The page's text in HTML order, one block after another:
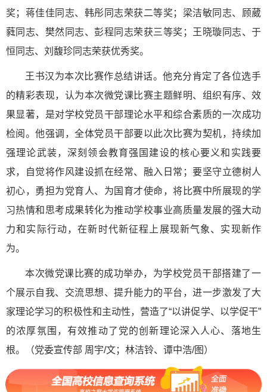
奖；蒋佳佳同志、韩彤同志荣获二等奖；梁洁敏同志、顾葳
蕤同志、樊然同志、彭程同志荣获三等奖；王晓璇同志、于
恒同志、刘馥珍同志荣获优秀奖。
王书汉为本次比赛作总结讲话。他充分肯定了各位选手
的精彩表现，认为本次微党课比赛主题鲜明、组织有序、效
果显著，是对学校党员干部理论水平和综合素质的一次成功
检阅。他强调，全体党员干部要以此次比赛为契机，持续加
强理论武装，深刻领会教育强国建设的核心要义和实践要
求，自觉将作风建设抓在经常、融入日常；要坚守立德树人
初心，勇担为党育人、为国育才使命，将比赛中所展现的学
习热情和思考成果转化为推动学校事业高质量发展的强大动
力和实际行动，在新时代新征程上展现新气象、实现新作
为。
本次微党课比赛的成功举办，为学校党员干部搭建了一
个展示自我、交流思想、提升能力的平台，进一步激发了大
家理论学习的积极性和主动性，营造了“以讲促学、以学促干”
的浓厚氛围，有效推动了党的创新理论深入人心、落地生
根。（党委宣传部 周宇/文；林洁铃、谭中浩/图）